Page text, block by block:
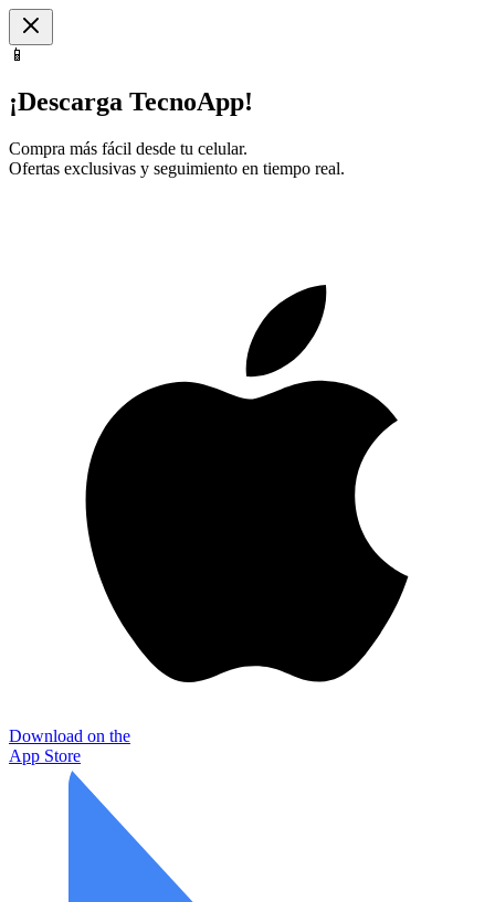
📱
¡Descarga TecnoApp!
Compra más fácil desde tu celular.
Ofertas exclusivas y seguimiento en tiempo real.
Download on the
App Store